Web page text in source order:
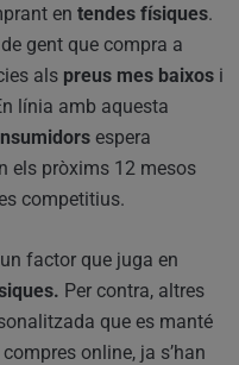
en tendes físiques.
gent que compra a
als preus mes baixos i
línia amb aquesta
espera
els pròxims 12 mesos
competitius.
factor que juga en
Per contra, altres
que es manté
online, ja s’han